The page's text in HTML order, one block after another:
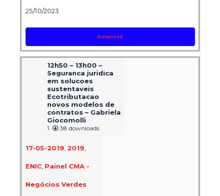
25/10/2023
Download
12h50 – 13h00 –
Seguranca juridica
em solucoes
sustentaveis
Ecotributacao
novos modelos de
contratos – Gabriela
Giocomolli
1 38 downloads
17-05-2019 2019
ENIC, Painel CMA -
Negócios Verdes